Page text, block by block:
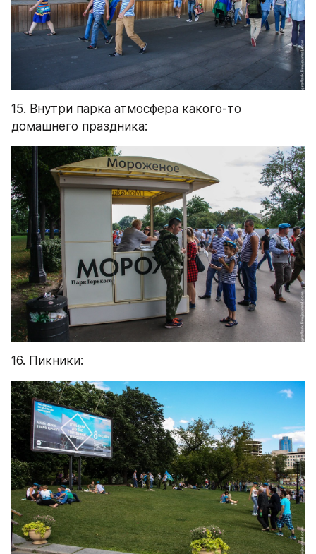
15. Внутри парка атмосфера какого-то
домашнего праздника:
16. Пикники: